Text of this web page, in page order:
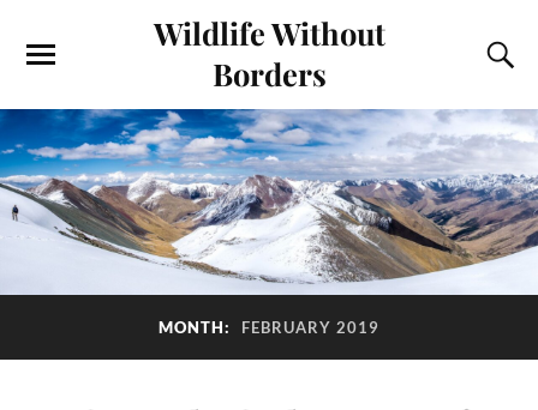
Wildlife Without
Borders
MONTH: FEBRUARY 2019